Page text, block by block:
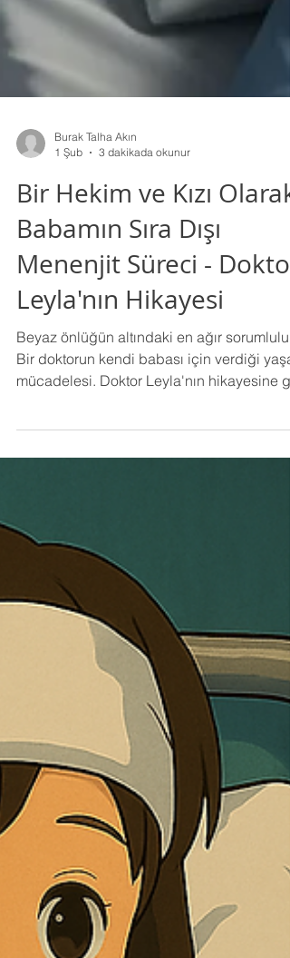
1 Şub
3 dakikada okunur
Bir Hekim ve Kızı Olarak
Babamın Sıra Dışı
Menenjit Süreci - Doktor
Leyla'nın Hikayesi
Beyaz önlüğün altındaki en ağır sorumluluk: